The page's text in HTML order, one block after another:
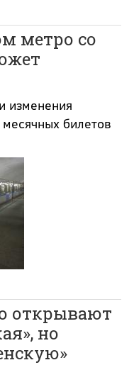
метро со
изменения
билетов
открывают
но